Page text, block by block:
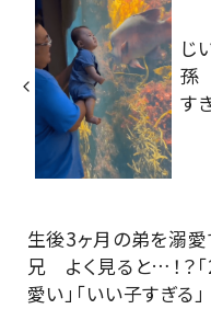
じ
孫
す
生後3ヶ月の弟を溺
兄 よく見ると…！？
愛い」「いい子すぎる」